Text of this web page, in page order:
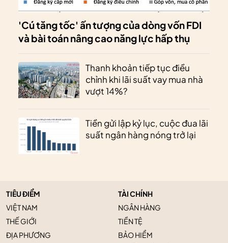
'Cú tăng tốc' ấn tượng của dòng vốn FDI
và bài toán nâng cao năng lực hấp thụ
Thanh khoản tiếp tục điều
chỉnh khi lãi suất vay mua nhà
vượt 14%?
Tiền gửi lập kỷ lục, cuộc đua lãi
suất ngân hàng nóng trở lại
TIÊU ĐIỂM
VIỆT NAM
THẾ GIỚI
ĐỊA PHƯƠNG
TÀI CHÍNH
NGÂN HÀNG
TIỀN TỆ
BẢO HIỂM